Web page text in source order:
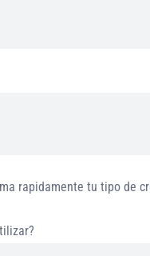
rapidamente tu tipo de